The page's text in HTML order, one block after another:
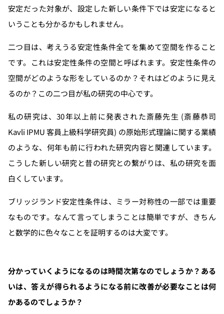
安定だった対象が、設定した新しい条件下では安定になると
いうことも分かるかもしれません。
二つ目は、考えうる安定性条件全てを集めて空間を作ること
です。これは安定性条件の空間と呼ばれます。安定性条件の
空間がどのような形をしているのか？それはどのように見え
るのか？この二つ目が私の研究の中心です。
私の研究は、30年以上前に発表された斎藤先生 (斎藤恭司
Kavli IPMU 客員上級科学研究員) の原始形式理論に関する業績
のような、何年も前に行われた研究内容と関連しています。
こうした新しい研究と昔の研究との繋がりは、私の研究を面
白くしています。
ブリッジランド安定性条件は、ミラー対称性の一部では重要
なものです。なんて言ってしまうことは簡単ですが、きちん
と数学的に色々なことを証明するのは大変です。
分かっていくようになるのは時間次第なのでしょうか？ある
いは、答えが得られるようになる前に改善が必要なことは何
かあるのでしょうか？